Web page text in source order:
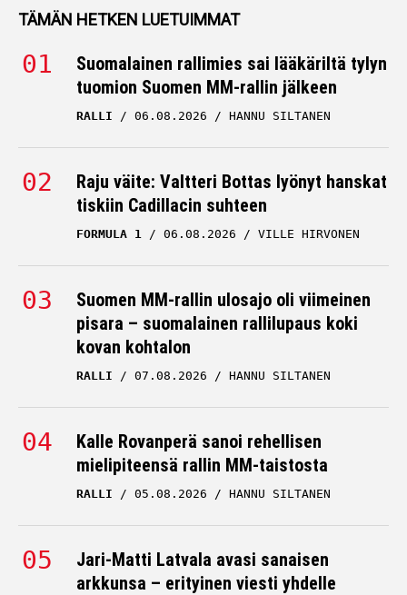
TÄMÄN HETKEN LUETUIMMAT
Suomalainen rallimies sai lääkäriltä tylyn
tuomion Suomen MM-rallin jälkeen
RALLI 06.08.2026 HANNU SILTANEN
Raju väite: Valtteri Bottas lyönyt hanskat
tiskiin Cadillacin suhteen
FORMULA 1 06.08.2026 VILLE HIRVONEN
Suomen MM-rallin ulosajo oli viimeinen
pisara – suomalainen rallilupaus koki
kovan kohtalon
RALLI 07.08.2026 HANNU SILTANEN
Kalle Rovanperä sanoi rehellisen
mielipiteensä rallin MM-taistosta
RALLI 05.08.2026 HANNU SILTANEN
Jari-Matti Latvala avasi sanaisen
arkkunsa – erityinen viesti yhdelle